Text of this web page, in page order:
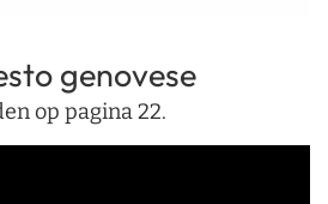
genovese
op pagina 22.